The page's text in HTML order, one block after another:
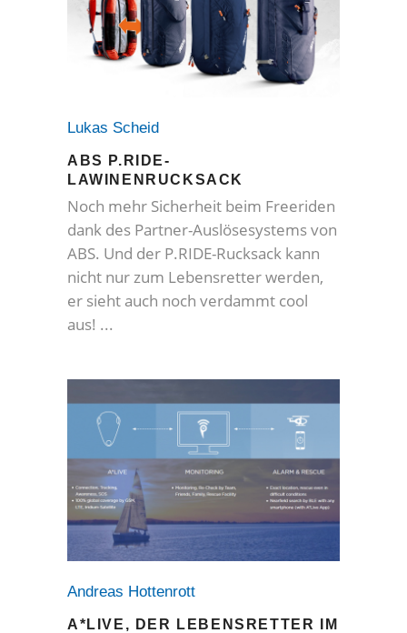
Lukas Scheid
ABS P.RIDE-
LAWINENRUCKSACK
Noch mehr Sicherheit beim Freeriden
dank des Partner-Auslösesystems von
ABS. Und der P.RIDE-Rucksack kann
nicht nur zum Lebensretter werden,
er sieht auch noch verdammt cool
aus!
Andreas Hottenrott
A*LIVE, DER LEBENSRETTER IM